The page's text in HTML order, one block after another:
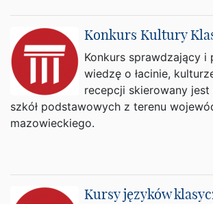
Konkurs Kultury
Konkurs sprawdzający i
wiedzę o łacinie,
recepcji skierowany
szkół podstawowych z terenu
mazowieckiego.
Kursy języków